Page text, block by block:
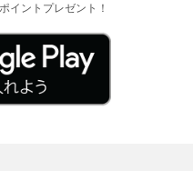
イントプレゼント！